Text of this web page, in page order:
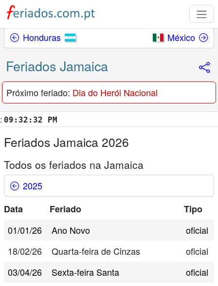
Honduras México
Feriados Jamaica
Próximo feriado: Dia do Herói Nacional
PM
Feriados Jamaica 2026
Todos os feriados na Jamaica
2025
Data
Feriado
Tipo
01/01/26
Ano Novo
oficial
18/02/26
Quarta-feira de Cinzas
oficial
03/04/26
Sexta-feira Santa
oficial